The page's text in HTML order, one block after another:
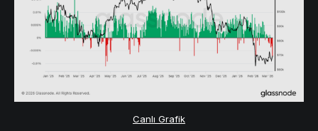
Canlı Grafik